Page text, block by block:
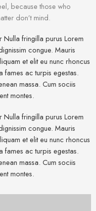
because those who
don’t mind.
fringilla purus Lorem
congue. Mauris
et elit eu nunc rhoncus
fames ac turpis egestas.
massa. Cum sociis
montes.
fringilla purus Lorem
congue. Mauris
et elit eu nunc rhoncus
fames ac turpis egestas.
massa. Cum sociis
montes.